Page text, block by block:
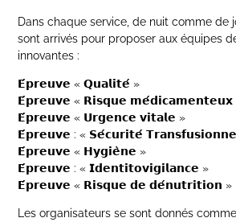
Dans chaque service, de nuit comme de
sont arrivés pour proposer aux équipes
innovantes :
𝗘́𝗽𝗿𝗲𝘂𝘃𝗲 « 𝗤𝘂𝗮𝗹𝗶𝘁𝗲́ »
𝗘́𝗽𝗿𝗲𝘂𝘃𝗲 « 𝗥𝗶𝘀𝗾𝘂𝗲 𝗺𝗲́𝗱𝗶𝗰𝗮𝗺𝗲𝗻𝘁𝗲𝘂𝘅
𝗘́𝗽𝗿𝗲𝘂𝘃𝗲 « 𝗨𝗿𝗴𝗲𝗻𝗰𝗲 𝘃𝗶𝘁𝗮𝗹𝗲 »
𝗘́𝗽𝗿𝗲𝘂𝘃𝗲 : « 𝗦𝗲́𝗰𝘂𝗿𝗶𝘁𝗲́
𝗘́𝗽𝗿𝗲𝘂𝘃𝗲 « 𝗛𝘆𝗴𝗶𝗲̀𝗻𝗲 »
𝗘́𝗽𝗿𝗲𝘂𝘃𝗲 : « 𝗜𝗱𝗲𝗻𝘁𝗶𝘁𝗼𝘃𝗶𝗴𝗶𝗹𝗮𝗻𝗰𝗲 »
𝗘́𝗽𝗿𝗲𝘂𝘃𝗲 « 𝗥𝗶𝘀𝗾𝘂𝗲 𝗱𝗲 𝗱𝗲́𝗻𝘂𝘁𝗿𝗶𝘁𝗶𝗼𝗻 »
Les organisateurs se sont donnés